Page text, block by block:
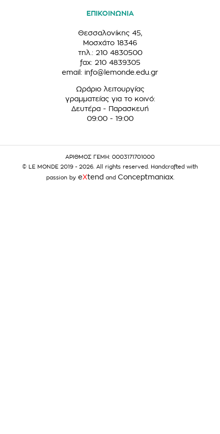
ΕΠΙΚΟΙΝΩΝΙΑ
Θεσσαλονίκης 45,
Μοσχάτο 18346
τηλ.: 210 4830500
fax: 210 4839305
email: info@lemonde.edu.gr
Ωράριο λειτουργίας
γραμματείας για το κοινό:
Δευτέρα - Παρασκευή
09:00 - 19:00
ΑΡΙΘΜΟΣ ΓΕΜΗ: 0003171701000
© LE MONDE 2019 - 2026. All rights reserved. Handcrafted with
passion by eXtend and Conceptmaniax.